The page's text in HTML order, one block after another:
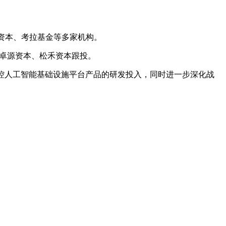
、考拉基金等多家机构。
资本、松禾资本跟投。
工智能基础设施平台产品的研发投入，同时进一步深化战